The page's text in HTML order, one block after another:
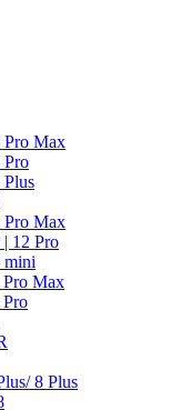
Pro Max
Pro
Pro Max
12 Pro
mini
Max
8 Plus